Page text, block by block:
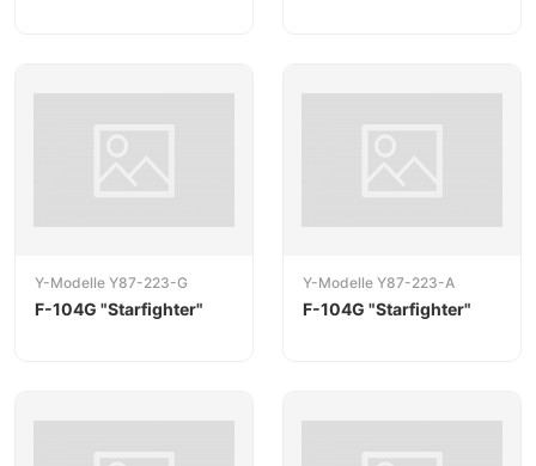
Y-Modelle Y87-223-G
F-104G "Starfighter"
Y-Modelle Y87-223-A
F-104G "Starfighter"